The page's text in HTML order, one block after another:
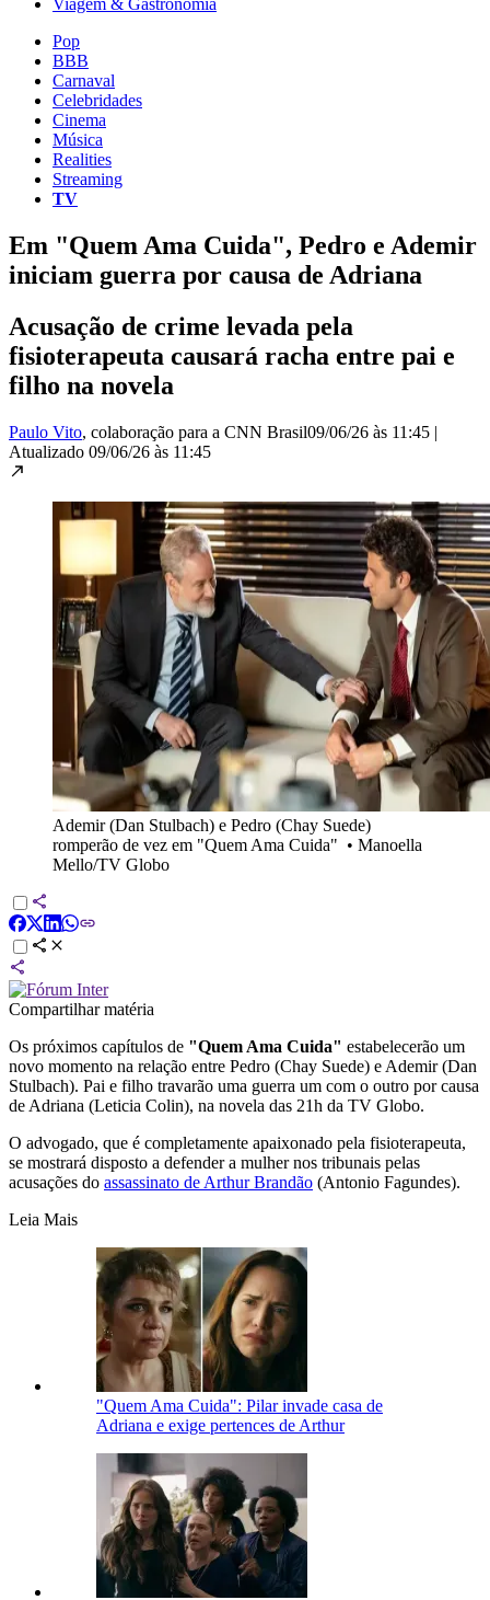
Viagem & Gastronomia
Pop
BBB
Carnaval
Celebridades
Cinema
Música
Realities
Streaming
TV
Em "Quem Ama Cuida", Pedro e Ademir
iniciam guerra por causa de Adriana
Acusação de crime levada pela
fisioterapeuta causará racha entre pai e
filho na novela
Paulo Vito, colaboração para a CNN Brasil09/06/26 às 11:45 |
Atualizado 09/06/26 às 11:45
Ademir (Dan Stulbach) e Pedro (Chay Suede)
romperão de vez em "Quem Ama Cuida" • Manoella
Mello/TV Globo
Compartilhar matéria
Os próximos capítulos de "Quem Ama Cuida" estabelecerão um
novo momento na relação entre Pedro (Chay Suede) e Ademir (Dan
Stulbach). Pai e filho travarão uma guerra um com o outro por causa
de Adriana (Leticia Colin), na novela das 21h da TV Globo.
O advogado, que é completamente apaixonado pela fisioterapeuta,
se mostrará disposto a defender a mulher nos tribunais pelas
acusações do assassinato de Arthur Brandão (Antonio Fagundes).
Leia Mais
"Quem Ama Cuida": Pilar invade casa de
Adriana e exige pertences de Arthur